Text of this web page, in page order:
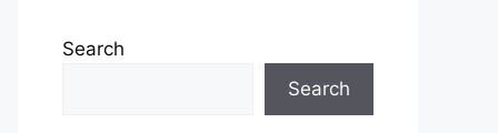
Search
Search